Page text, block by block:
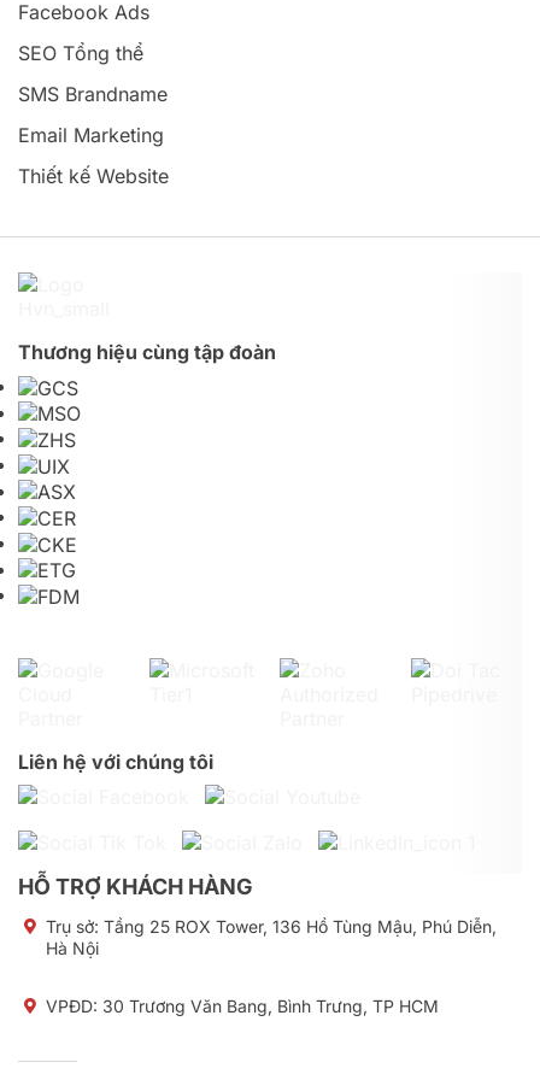
Facebook Ads
SEO Tổng thể
SMS Brandname
Email Marketing
Thiết kế Website
Thương hiệu cùng tập đoàn
Liên hệ với chúng tôi
HỖ TRỢ KHÁCH HÀNG
Trụ sở: Tầng 25 ROX Tower, 136 Hồ Tùng Mậu, Phú Diễn,
Hà Nội
VPĐD: 30 Trương Văn Bang, Bình Trưng, TP HCM